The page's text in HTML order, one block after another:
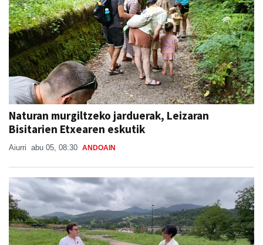
Naturan murgiltzeko jarduerak, Leizaran
Bisitarien Etxearen eskutik
Aiurri abu 05, 08:30 ANDOAIN